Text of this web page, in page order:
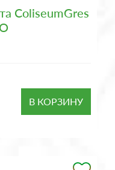
ColiseumGres
В КОРЗИНУ